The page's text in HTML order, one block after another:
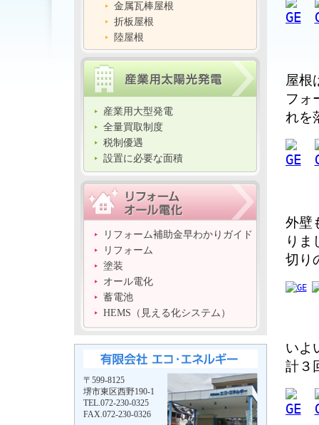
金属瓦棒屋根
折板屋根
陸屋根
産業用大型発電
全量買取制度
税制優遇
設置に必要な面積
リフォーム補助金早わかりガイド
リフォーム
塗装
オール電化
蓄電池
HEMS（見える化システム）
〒599-8125
堺市東区西野190-1
TEL.072-230-0325
FAX.072-230-0326
屋根
フォ
れを
外壁
りま
切り
いよ
計３